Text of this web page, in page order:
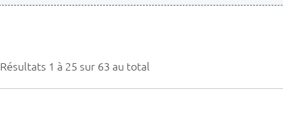
Résultats 1 à 25 sur 63 au total